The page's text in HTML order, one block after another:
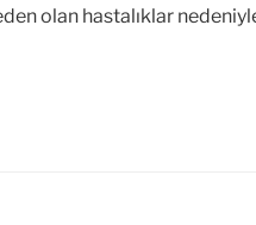
olan hastalıklar